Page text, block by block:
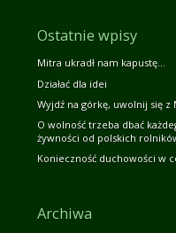
Ostatnie wpisy
Mitra ukradł nam kapustę…
Działać dla idei
Wyjdź na górkę, uwolnij się z
O wolność trzeba dbać
żywności od polskich
Konieczność duchowości w
Archiwa